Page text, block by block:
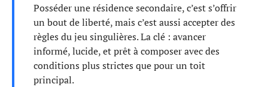
Posséder une résidence secondaire, c’est s’offrir
un bout de liberté, mais c’est aussi accepter des
règles du jeu singulières. La clé : avancer
informé, lucide, et prêt à composer avec des
conditions plus strictes que pour un toit
principal.